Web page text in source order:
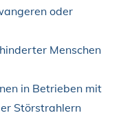
oder
Menschen
in Betrieben mit
Störstrahlern